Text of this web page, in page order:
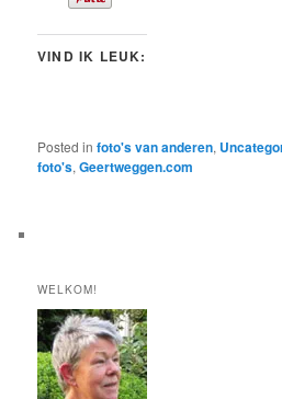
VIND IK LEUK:
Posted in foto's van anderen,
foto's,Geertweggen.com
WELKOM!